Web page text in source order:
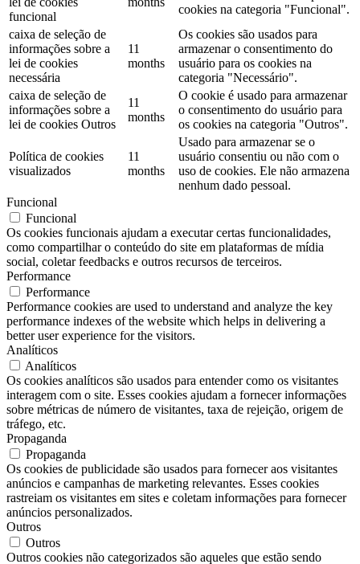
funcional
cookies na categoria "Funcional".
caixa de seleção de
informações sobre a
lei de cookies
necessária
11
months
Os cookies são usados ​​para
armazenar o consentimento do
usuário para os cookies na
categoria "Necessário".
caixa de seleção de
informações sobre a
lei de cookies Outros
11
months
O cookie é usado para armazenar
o consentimento do usuário para
os cookies na categoria "Outros".
Política de cookies
visualizados
11
months
Usado para armazenar se o
usuário consentiu ou não com o
uso de cookies. Ele não armazena
nenhum dado pessoal.
Funcional
Funcional
Os cookies funcionais ajudam a executar certas funcionalidades,
como compartilhar o conteúdo do site em plataformas de mídia
social, coletar feedbacks e outros recursos de terceiros.
Performance
Performance
Performance cookies are used to understand and analyze the key
performance indexes of the website which helps in delivering a
better user experience for the visitors.
Analíticos
Analíticos
Os cookies analíticos são usados ​​para entender como os visitantes
interagem com o site. Esses cookies ajudam a fornecer informações
sobre métricas de número de visitantes, taxa de rejeição, origem de
tráfego, etc.
Propaganda
Propaganda
Os cookies de publicidade são usados ​​para fornecer aos visitantes
anúncios e campanhas de marketing relevantes. Esses cookies
rastreiam os visitantes em sites e coletam informações para fornecer
anúncios personalizados.
Outros
Outros
Outros cookies não categorizados são aqueles que estão sendo